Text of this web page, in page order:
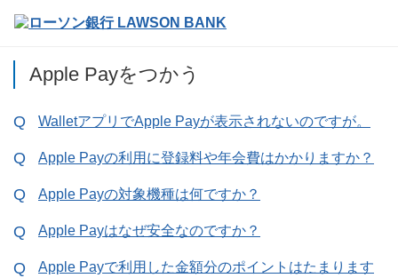
Apple Payをつかう
WalletアプリでApple Payが表示されないのですが。
Apple Payの利用に登録料や年会費はかかりますか？
Apple Payの対象機種は何ですか？
Apple Payはなぜ安全なのですか？
Apple Payで利用した金額分のポイントはたまります